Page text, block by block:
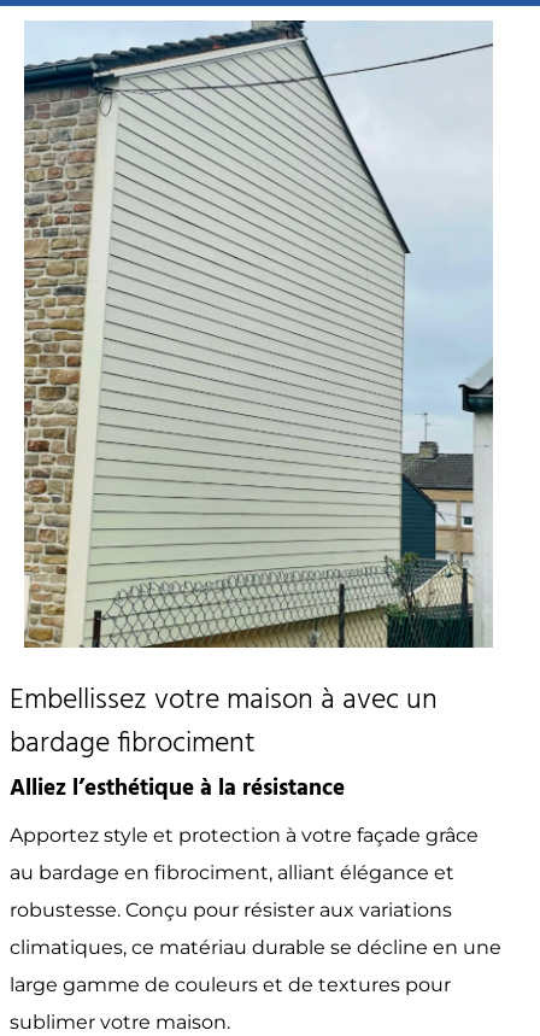
Embellissez votre maison à avec un
bardage fibrociment
Alliez l’esthétique à la résistance
Apportez style et protection à votre façade grâce
au bardage en fibrociment, alliant élégance et
robustesse. Conçu pour résister aux variations
climatiques, ce matériau durable se décline en une
large gamme de couleurs et de textures pour
sublimer votre maison.